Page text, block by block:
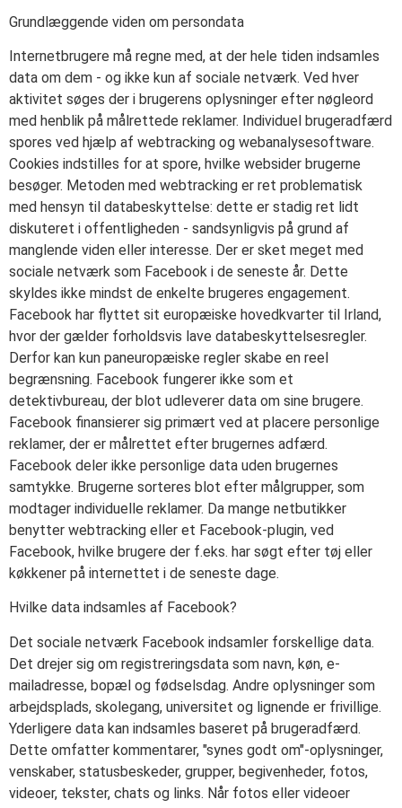
Grundlæggende viden om persondata
Internetbrugere må regne med, at der hele tiden indsamles
data om dem - og ikke kun af sociale netværk. Ved hver
aktivitet søges der i brugerens oplysninger efter nøgleord
med henblik på målrettede reklamer. Individuel brugeradfærd
spores ved hjælp af webtracking og webanalysesoftware.
Cookies indstilles for at spore, hvilke websider brugerne
besøger. Metoden med webtracking er ret problematisk
med hensyn til databeskyttelse: dette er stadig ret lidt
diskuteret i offentligheden - sandsynligvis på grund af
manglende viden eller interesse. Der er sket meget med
sociale netværk som Facebook i de seneste år. Dette
skyldes ikke mindst de enkelte brugeres engagement.
Facebook har flyttet sit europæiske hovedkvarter til Irland,
hvor der gælder forholdsvis lave databeskyttelsesregler.
Derfor kan kun paneuropæiske regler skabe en reel
begrænsning. Facebook fungerer ikke som et
detektivbureau, der blot udleverer data om sine brugere.
Facebook finansierer sig primært ved at placere personlige
reklamer, der er målrettet efter brugernes adfærd.
Facebook deler ikke personlige data uden brugernes
samtykke. Brugerne sorteres blot efter målgrupper, som
modtager individuelle reklamer. Da mange netbutikker
benytter webtracking eller et Facebook-plugin, ved
Facebook, hvilke brugere der f.eks. har søgt efter tøj eller
køkkener på internettet i de seneste dage.
Hvilke data indsamles af Facebook?
Det sociale netværk Facebook indsamler forskellige data.
Det drejer sig om registreringsdata som navn, køn, e-
mailadresse, bopæl og fødselsdag. Andre oplysninger som
arbejdsplads, skolegang, universitet og lignende er frivillige.
Yderligere data kan indsamles baseret på brugeradfærd.
Dette omfatter kommentarer, "synes godt om"-oplysninger,
venskaber, statusbeskeder, grupper, begivenheder, fotos,
videoer, tekster, chats og links. Når fotos eller videoer